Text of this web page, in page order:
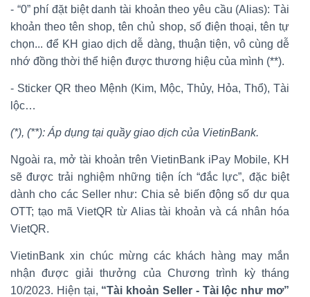
- “0” phí đặt biệt danh tài khoản theo yêu cầu (Alias): Tài
khoản theo tên shop, tên chủ shop, số điện thoại, tên tự
chọn... để KH giao dịch dễ dàng, thuận tiện, vô cùng dễ
nhớ đồng thời thể hiện được thương hiệu của mình (**).
- Sticker QR theo Mệnh (Kim, Mộc, Thủy, Hỏa, Thổ), Tài
lộc…
(*), (**): Áp dụng tại quầy giao dịch của VietinBank.
Ngoài ra, mở tài khoản trên VietinBank iPay Mobile, KH
sẽ được trải nghiệm những tiện ích “đắc lực”, đặc biệt
dành cho các Seller như: Chia sẻ biến động số dư qua
OTT; tạo mã VietQR từ Alias tài khoản và cá nhân hóa
VietQR.
VietinBank xin chúc mừng các khách hàng may mắn
nhận được giải thưởng của Chương trình kỳ tháng
10/2023. Hiện tại, “Tài khoản Seller - Tài lộc như mơ”